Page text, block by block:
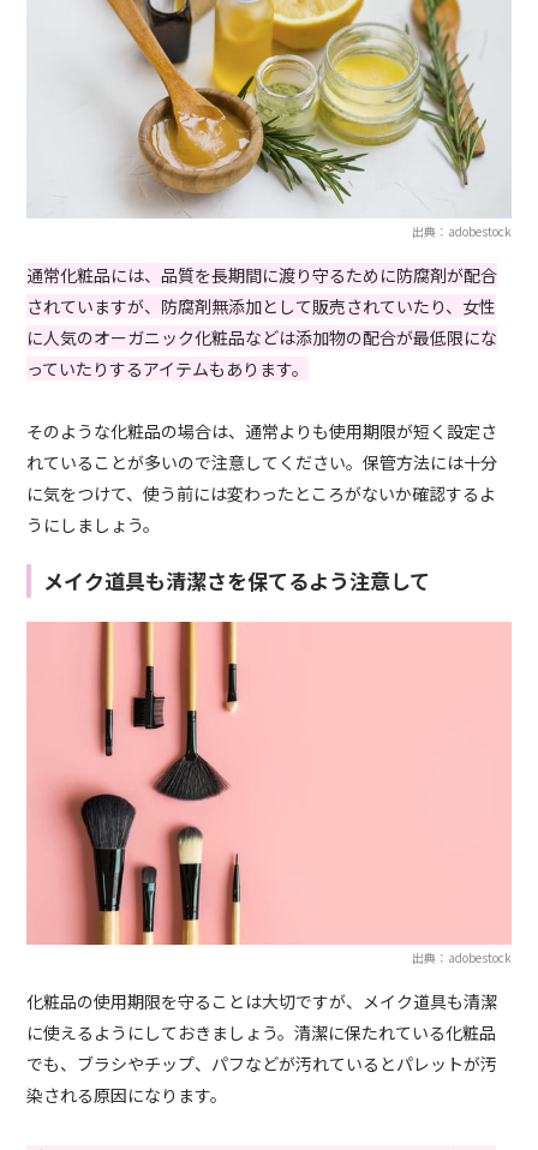
出典：adobestock
通常化粧品には、品質を長期間に渡り守るために防腐剤が配合
されていますが、防腐剤無添加として販売されていたり、女性
に人気のオーガニック化粧品などは添加物の配合が最低限にな
っていたりするアイテムもあります。
そのような化粧品の場合は、通常よりも使用期限が短く設定さ
れていることが多いので注意してください。保管方法には十分
に気をつけて、使う前には変わったところがないか確認するよ
うにしましょう。
メイク道具も清潔さを保てるよう注意して
出典：adobestock
化粧品の使用期限を守ることは大切ですが、メイク道具も清潔
に使えるようにしておきましょう。清潔に保たれている化粧品
でも、ブラシやチップ、パフなどが汚れているとパレットが汚
染される原因になります。